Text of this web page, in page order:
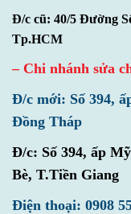
Đ/c cũ: 40/5 Đường
Tp.HCM
– Chi nhánh sửa
Đ/c mới: Số 394,
Đồng Tháp
Đ/c: Số 394, ấp
Bè, T.Tiền Giang
Điện thoại: 0908